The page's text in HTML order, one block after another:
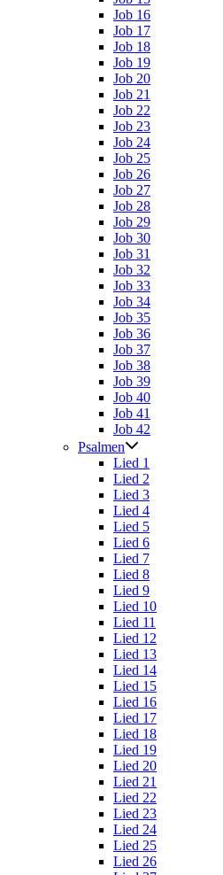
Job 16
Job 17
Job 18
Job 19
Job 20
Job 21
Job 22
Job 23
Job 24
Job 25
Job 26
Job 27
Job 28
Job 29
Job 30
Job 31
Job 32
Job 33
Job 34
Job 35
Job 36
Job 37
Job 38
Job 39
Job 40
Job 41
Job 42
Psalmen
Lied 1
Lied 2
Lied 3
Lied 4
Lied 5
Lied 6
Lied 7
Lied 8
Lied 9
Lied 10
Lied 11
Lied 12
Lied 13
Lied 14
Lied 15
Lied 16
Lied 17
Lied 18
Lied 19
Lied 20
Lied 21
Lied 22
Lied 23
Lied 24
Lied 25
Lied 26